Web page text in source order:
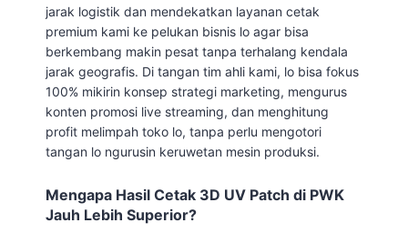
jarak logistik dan mendekatkan layanan cetak
premium kami ke pelukan bisnis lo agar bisa
berkembang makin pesat tanpa terhalang kendala
jarak geografis. Di tangan tim ahli kami, lo bisa fokus
100% mikirin konsep strategi marketing, mengurus
konten promosi live streaming, dan menghitung
profit melimpah toko lo, tanpa perlu mengotori
tangan lo ngurusin keruwetan mesin produksi.
Mengapa Hasil Cetak 3D UV Patch di PWK
Jauh Lebih Superior?